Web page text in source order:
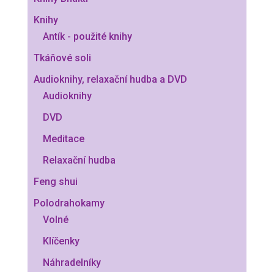
Knihy
Antík - použité knihy
Tkáňové soli
Audioknihy, relaxační hudba a DVD
Audioknihy
DVD
Meditace
Relaxační hudba
Feng shui
Polodrahokamy
Volné
Klíčenky
Náhradelníky